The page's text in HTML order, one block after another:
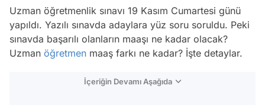
Uzman öğretmenlik sınavı 19 Kasım Cumartesi günü
yapıldı. Yazılı sınavda adaylara yüz soru soruldu. Peki
sınavda başarılı olanların maaşı ne kadar olacak?
Uzman öğretmen maaş farkı ne kadar? İşte detaylar.
İçeriğin Devamı Aşağıda